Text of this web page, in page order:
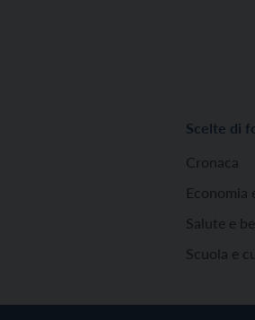
Scelte di
Cronaca
Economia
Salute e
Scuola e